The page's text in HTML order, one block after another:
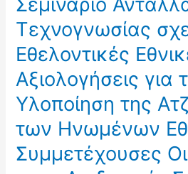
Αναπτυξιακής
Συνεργασίας
της
Ελλάδας
σε
Φοιτητές
του
Τμήματος
Τεχνογνωσίας
Εθελοντικές
Αξιολογήσεις για
Υλοποίηση της
των Ηνωμένων
Συμμετέχουσες